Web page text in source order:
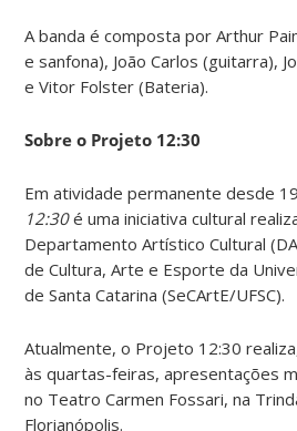
A banda é composta por Arthur
e sanfona), João Carlos (guitarra),
e Vitor Folster (Bateria).
Sobre o Projeto 12:30
Em atividade permanente desde
12:30é uma iniciativa cultural
Departamento Artístico Cultural
de Cultura, Arte e Esporte da
de Santa Catarina (SeCArtE/UFSC).
Atualmente, o Projeto 12:30
às quartas-feiras, apresentações
no Teatro Carmen Fossari, na
Florianópolis.